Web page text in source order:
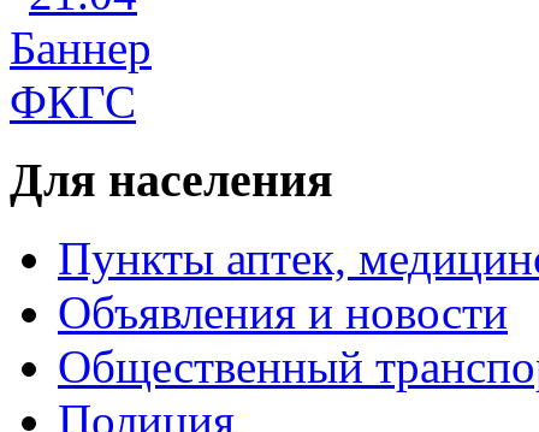
Для населения
Пункты аптек,
Объявления и новости
Общественный
Полиция